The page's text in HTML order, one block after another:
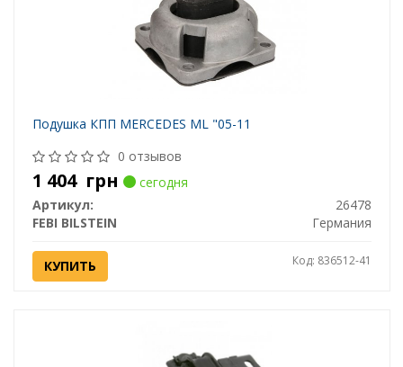
Подушка КПП MERCEDES ML "05-11
0 отзывов
1 404 грн
сегодня
Артикул:
26478
FEBI BILSTEIN
Германия
КУПИТЬ Код: 836512-41